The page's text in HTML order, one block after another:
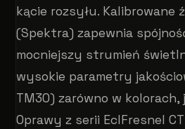
kącie rozsyłu. Kalibrowane
(Spektra) zapewnia
mocniejszy strumień
wysokie parametry
TM30) zarówno w kolorach,
Oprawy z serii EclFresnel